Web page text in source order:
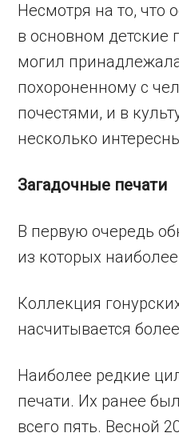
Несмотря на то, что
в основном детские
могил
похороненному с
почестями, и в
несколько
Загадочные печати
В первую очередь
из которых
Коллекция
насчитывается
Наиболее редкие
печати. Их ранее
всего пять. Весной